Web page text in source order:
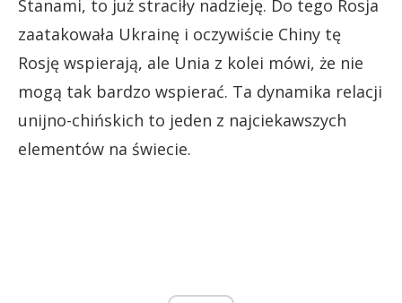
Stanami, to już straciły nadzieję. Do tego Rosja
zaatakowała Ukrainę i oczywiście Chiny tę
Rosję wspierają, ale Unia z kolei mówi, że nie
mogą tak bardzo wspierać. Ta dynamika relacji
unijno-chińskich to jeden z najciekawszych
elementów na świecie.